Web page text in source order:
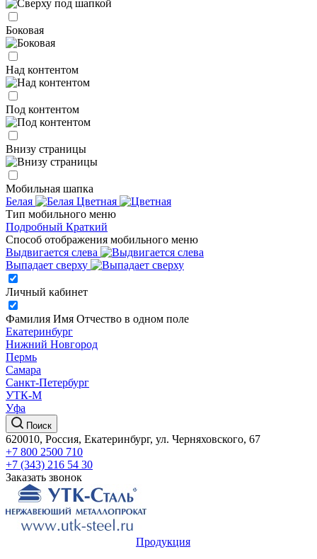
Боковая
Над контентом
Под контентом
Внизу страницы
Мобильная шапка
Белая
Цветная
Тип мобильного меню
Подробный Краткий
Способ отображения мобильного меню
Выдвигается слева
Выпадает сверху
Личный кабинет
Фамилия Имя Отчество в одном поле
Екатеринбург
Нижний Новгород
Пермь
Самара
Санкт-Петербург
УТК-М
Уфа
Поиск
620010, Россия, Екатеринбург, ул. Черняховского, 67
+7 800 2500 710
+7 (343) 216 54 30
Заказать звонок
Продукция